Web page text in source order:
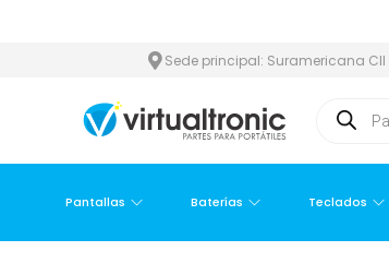
Sede principal: Suramericana
Pantallas Baterías Teclados